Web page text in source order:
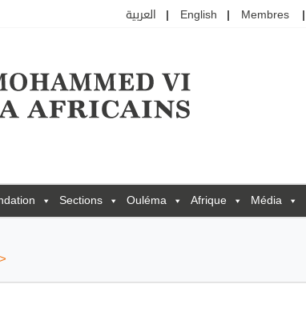
العربية English Membres
Sections Ouléma Afrique Média